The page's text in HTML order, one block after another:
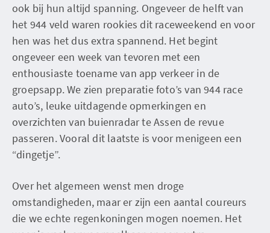
ook bij hun altijd spanning. Ongeveer de helft van
het 944 veld waren rookies dit raceweekend en voor
hen was het dus extra spannend. Het begint
ongeveer een week van tevoren met een
enthousiaste toename van app verkeer in de
groepsapp. We zien preparatie foto’s van 944 race
auto’s, leuke uitdagende opmerkingen en
overzichten van buienradar te Assen de revue
passeren. Vooral dit laatste is voor menigeen een
“dingetje”.
Over het algemeen wenst men droge
omstandigheden, maar er zijn een aantal coureurs
die we echte regenkoningen mogen noemen. Het